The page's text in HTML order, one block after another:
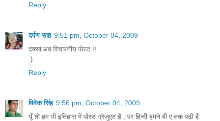
Reply
दर्पण साह 9:51 pm, October 04, 2009
दक्सा'अब विचारनीय पोस्ट !!
:)
Reply
विवेक सिंह 9:56 pm, October 04, 2009
यूँ तो हम भी इतिहास में पोस्ट ग्रेजुएट हैं , पर हिन्दी हमने बी ए तक पढ़ी है.